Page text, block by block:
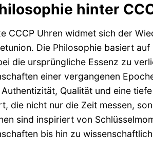
hinter
CCCP Uhren widmet sich der
Die Philosophie basiert
die ursprüngliche Essenz zu
einer vergangenen
Qualität und eine
die nicht nur die Zeit messen,
sind inspiriert von
bis hin zu